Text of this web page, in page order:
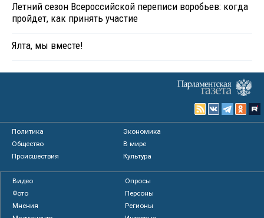
Летний сезон Всероссийской переписи воробьев: когда
пройдет, как принять участие
Ялта, мы вместе!
Политика
Экономика
Общество
В мире
Происшествия
Культура
Видео
Опросы
Фото
Персоны
Мнения
Регионы